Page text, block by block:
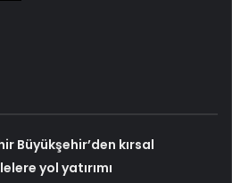
Büyükşehir’den kırsal
yol yatırımı